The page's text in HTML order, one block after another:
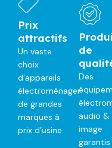
Prix
attractifs
Un vaste
choix
d’appareils
électroménager
de grandes
marques à
prix d’usine
de
Des
audio &
image